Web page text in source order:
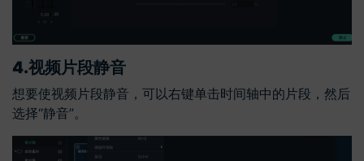
4.视频片段静音
想要使视频片段静音，可以右键单击时间轴中的片段，然后
选择“静音”。